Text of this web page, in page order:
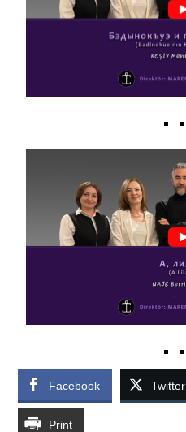
Facebook Twitter
Print